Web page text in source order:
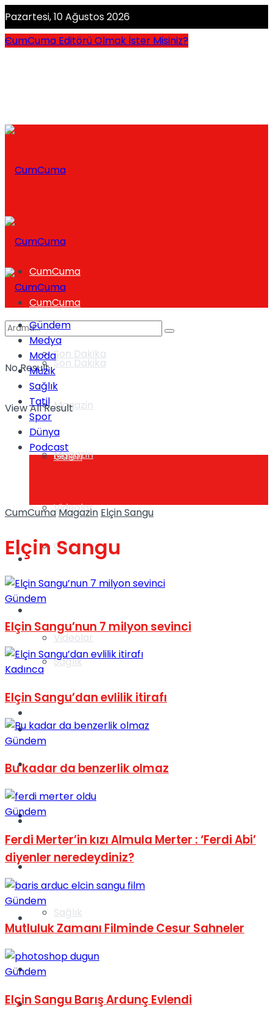
Pazartesi, 10 Ağustos 2026
CumCuma Editörü Olmak İster Misiniz?
CumCuma
Son Dakika
Magazin
Galeri
Videolar
Gündem
Yaşam
Sağlık
TV
CumCuma
Son Dakika
Magazin
Galeri
Videolar
Gündem
Sağlık
Kadınca
Dünya
Türkiye
Müzik
Sinema
No Result
View All Result
Gündem
Medya
Moda
Müzik
Sağlık
Tatil
Spor
Dünya
Podcast
CumCumaMagazin Elçin Sangu
Elçin Sangu
Gündem
Elçin Sangu’nun 7 milyon sevinci
Kadınca
Elçin Sangu’dan evlilik itirafı
Gündem
Bu kadar da benzerlik olmaz
Gündem
Ferdi Merter’in kızı Almula Merter : ‘Ferdi Abi’
diyenler neredeydiniz?
Gündem
Mutluluk Zamanı Filminde Cesur Sahneler
Gündem
Elçin Sangu Barış Ardunç Evlendi